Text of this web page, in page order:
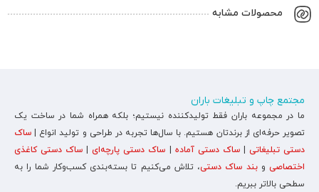
محصولات مشابه
مجتمع چاپ و تبلیغات باران
ما در مجموعه باران فقط تولیدکننده نیستیم؛ بلکه همراه شما در ساخت یک
تصویر حرفه‌ای از برندتان هستیم. با سال‌ها تجربه در طراحی و تولید انواع | ساک
دستی تبلیغاتی |ساک دستی آماده ساک دستی پارچه‌ای| ساک دستی کاغذی
اختصاصی وبند ساک دستی، تلاش می‌کنیم تا بسته‌بندی کسب‌وکار شما را به
سطحی بالاتر ببریم.